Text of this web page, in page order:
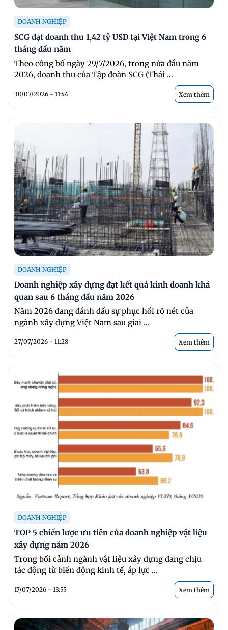
DOANH NGHIỆP
SCG đạt doanh thu 1,42 tỷ USD tại Việt Nam trong 6
tháng đầu năm
Theo công bố ngày 29/7/2026, trong nửa đầu năm
2026, doanh thu của Tập đoàn SCG (Thái ...
30/07/2026 - 11:44 Xem thêm
DOANH NGHIỆP
Doanh nghiệp xây dựng đạt kết quả kinh doanh khả
quan sau 6 tháng đầu năm 2026
Năm 2026 đang đánh dấu sự phục hồi rõ nét của
ngành xây dựng Việt Nam sau giai ...
27/07/2026 - 11:28 Xem thêm
DOANH NGHIỆP
TOP 5 chiến lược ưu tiên của doanh nghiệp vật liệu
xây dựng năm 2026
Trong bối cảnh ngành vật liệu xây dựng đang chịu
tác động từ biến động kinh tế, áp lực ...
17/07/2026 - 13:55 Xem thêm